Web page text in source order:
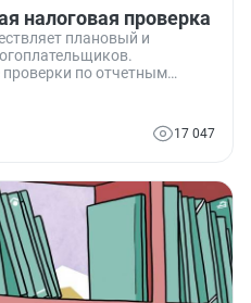
налоговая проверка
плановый и
по отчетным
посещения организации
17 047